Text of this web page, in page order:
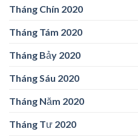
Tháng Chín 2020
Tháng Tám 2020
Tháng Bảy 2020
Tháng Sáu 2020
Tháng Năm 2020
Tháng Tư 2020